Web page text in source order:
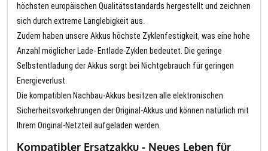
höchsten europäischen Qualitätsstandards hergestellt und zeichnen
sich durch extreme Langlebigkeit aus.
Zudem haben unsere Akkus höchste Zyklenfestigkeit, was eine hohe
Anzahl möglicher Lade- Entlade-Zyklen bedeutet. Die geringe
Selbstentladung der Akkus sorgt bei Nichtgebrauch für geringen
Energieverlust.
Die kompatiblen Nachbau-Akkus besitzen alle elektronischen
Sicherheitsvorkehrungen der Original-Akkus und können natürlich mit
Ihrem Original-Netzteil aufgeladen werden.
Kompatibler Ersatzakku - Neues Leben für